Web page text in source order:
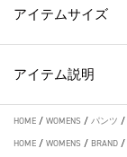
アイテムサイズ
アイテム説明
HOME / WOMENS / パンツ /
HOME / WOMENS / BRAND /